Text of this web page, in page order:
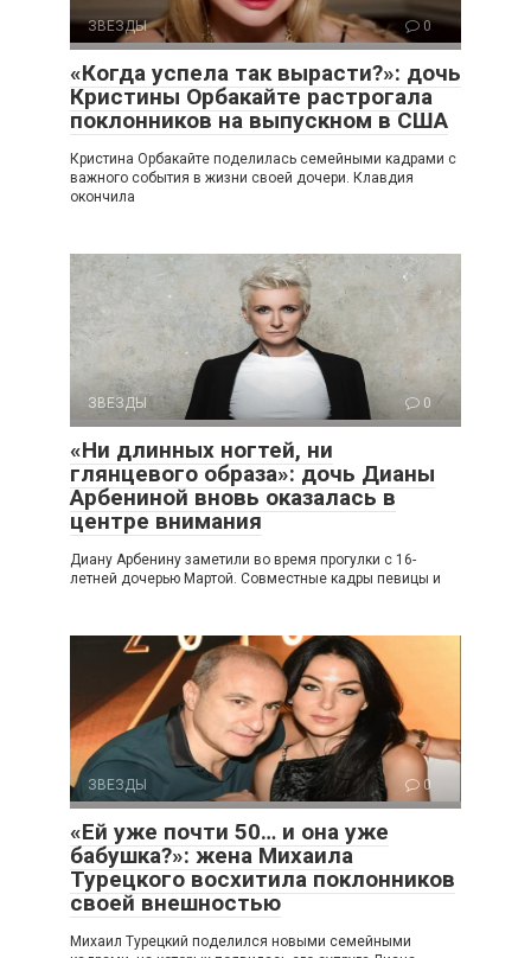
ЗВЕЗДЫ 0
«Когда успела так вырасти?»: дочь
Кристины Орбакайте растрогала
поклонников на выпускном в США
Кристина Орбакайте поделилась семейными кадрами с
важного события в жизни своей дочери. Клавдия
окончила
ЗВЕЗДЫ 0
«Ни длинных ногтей, ни
глянцевого образа»: дочь Дианы
Арбениной вновь оказалась в
центре внимания
Диану Арбенину заметили во время прогулки с 16-
летней дочерью Мартой. Совместные кадры певицы и
ЗВЕЗДЫ 0
«Ей уже почти 50… и она уже
бабушка?»: жена Михаила
Турецкого восхитила поклонников
своей внешностью
Михаил Турецкий поделился новыми семейными